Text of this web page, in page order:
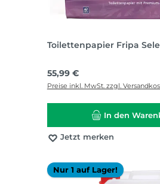
Toilettenpapier Fripa
Regulärer Preis:
55,99 €
Preise inkl. MwSt. zzgl.
In den
Jetzt merken
Nur 1 auf Lager!